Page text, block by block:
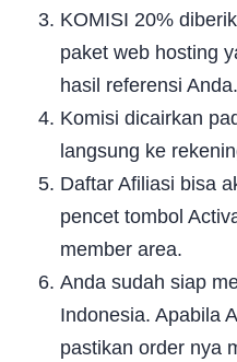
KOMISI 20%
paket web hosting
hasil referensi Anda.
Komisi dicairkan
langsung ke
Daftar Afiliasi bisa
pencet tombol
member area.
Anda sudah siap
Indonesia. Apabila
pastikan order nya